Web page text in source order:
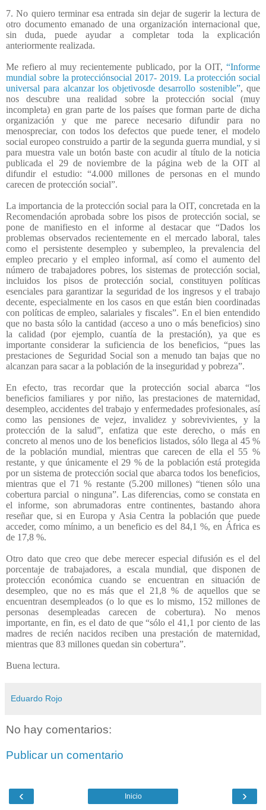
7. No quiero terminar esa entrada sin dejar de sugerir la lectura de
otro documento emanado de una organización internacional que,
sin duda, puede ayudar a completar toda la explicación
anteriormente realizada.
Me refiero al muy recientemente publicado, por la OIT, “Informe
mundial sobre la protecciónsocial 2017- 2019. La protección social
universal para alcanzar los objetivosde desarrollo sostenible”, que
nos descubre una realidad sobre la protección social (muy
incompleta) en gran parte de los países que forman parte de dicha
organización y que me parece necesario difundir para no
menospreciar, con todos los defectos que puede tener, el modelo
social europeo construido a partir de la segunda guerra mundial, y si
para muestra vale un botón baste con acudir al título de la noticia
publicada el 29 de noviembre de la página web de la OIT al
difundir el estudio: “4.000 millones de personas en el mundo
carecen de protección social”.
La importancia de la protección social para la OIT, concretada en la
Recomendación aprobada sobre los pisos de protección social, se
pone de manifiesto en el informe al destacar que “Dados los
problemas observados recientemente en el mercado laboral, tales
como el persistente desempleo y subempleo, la prevalencia del
empleo precario y el empleo informal, así como el aumento del
número de trabajadores pobres, los sistemas de protección social,
incluidos los pisos de protección social, constituyen políticas
esenciales para garantizar la seguridad de los ingresos y el trabajo
decente, especialmente en los casos en que están bien coordinadas
con políticas de empleo, salariales y fiscales”. En el bien entendido
que no basta sólo la cantidad (acceso a uno o más beneficios) sino
la calidad (por ejemplo, cuantía de la prestación), ya que es
importante considerar la suficiencia de los beneficios, “pues las
prestaciones de Seguridad Social son a menudo tan bajas que no
alcanzan para sacar a la población de la inseguridad y pobreza”.
En efecto, tras recordar que la protección social abarca “los
beneficios familiares y por niño, las prestaciones de maternidad,
desempleo, accidentes del trabajo y enfermedades profesionales, así
como las pensiones de vejez, invalidez y sobrevivientes, y la
protección de la salud”, enfatiza que este derecho, o más en
concreto al menos uno de los beneficios listados, sólo llega al 45 %
de la población mundial, mientras que carecen de ella el 55 %
restante, y que únicamente el 29 % de la población está protegida
por un sistema de protección social que abarca todos los beneficios,
mientras que el 71 % restante (5.200 millones) “tienen sólo una
cobertura parcial
o ninguna”. Las diferencias, como se constata en
el informe, son abrumadoras entre continentes, bastando ahora
reseñar que, si en Europa y Asia Centra la población que puede
acceder, como mínimo, a un beneficio es del 84,1 %, en África es
de 17,8 %.
Otro dato que creo que debe merecer especial difusión es el del
porcentaje de trabajadores, a escala mundial, que disponen de
protección económica cuando se encuentran en situación de
desempleo, que no es más que el 21,8 % de aquellos que se
encuentran desempleados (o lo que es lo mismo, 152 millones de
personas desempleadas carecen de cobertura). No menos
importante, en fin, es el dato de que “sólo el 41,1 por ciento de las
madres de recién nacidos reciben una prestación de maternidad,
mientras que 83 millones quedan sin cobertura”.
Buena lectura.
Eduardo Rojo
No hay comentarios:
Publicar un comentario
‹ ›
Inicio